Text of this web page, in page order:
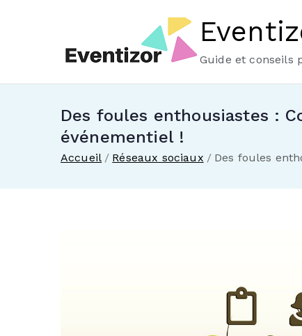
Guide et conseils
Des foules enthousiastes :
événementiel !
Accueil Réseaux sociaux Des foules